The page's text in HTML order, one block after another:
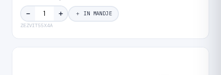
− ＋ ＋ IN MANDJE
ZEZVIT55X4A